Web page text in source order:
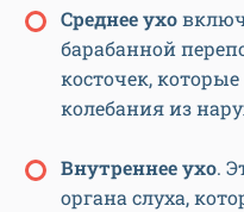
Среднееухо
барабанной
косточек,
колебания из
Внутреннееухо.
органа слуха,